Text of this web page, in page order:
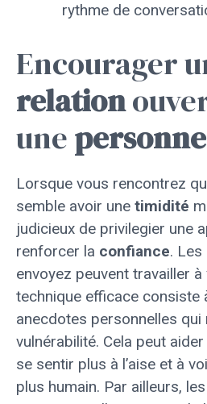
rythme de
Encourager
relation
unepersonne
Lorsque vous rencontrez
semble avoir une timidité
judicieux de privilegier une
renforcer la confiance. Les
envoyez peuvent travailler
technique efficace consiste
anecdotes personnelles
vulnérabilité. Cela peut aider
se sentir plus à l’aise et à
plus humain. Par ailleurs,